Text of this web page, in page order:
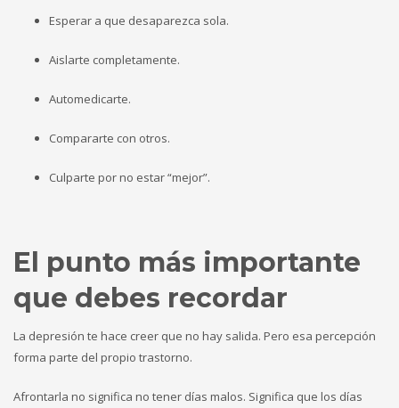
Esperar a que desaparezca sola.
Aislarte completamente.
Automedicarte.
Compararte con otros.
Culparte por no estar “mejor”.
El punto más importante
que debes recordar
La depresión te hace creer que no hay salida. Pero esa percepción
forma parte del propio trastorno.
Afrontarla no significa no tener días malos. Significa que los días